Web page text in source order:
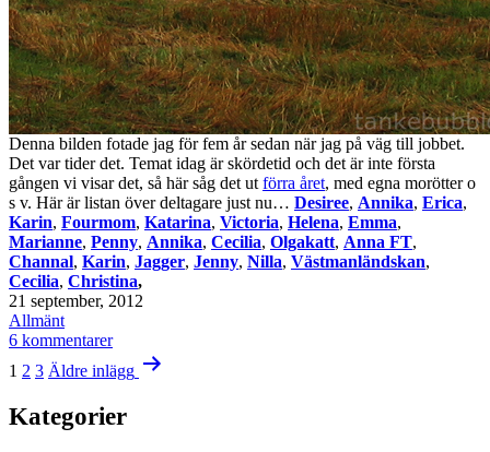
Denna bilden fotade jag för fem år sedan när jag på väg till jobbet.
Det var tider det. Temat idag är skördetid och det är inte första
gången vi visar det, så här såg det ut förra året, med egna morötter o
s v. Här är listan över deltagare just nu… Desiree, Annika, Erica,
Karin, Fourmom, Katarina, Victoria, Helena, Emma,
Marianne, Penny, Annika, Cecilia, Olgakatt, Anna FT,
Channal, Karin, Jagger, Jenny, Nilla, Västmanländskan,
Cecilia, Christina,
Publicerat
den
21 september, 2012
Kategoriserat
som
Allmänt
6 kommentarertill
Galleri
fredag
skördetid
Sidnumrering
inlägg
1 2 3 Äldre inlägg
Kategorier